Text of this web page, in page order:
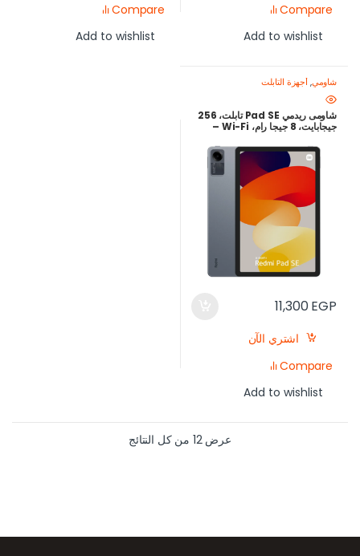
Compare
Add to wishlist
Compare
Add to wishlist
شاومي,أجهزة التابلت
شاومى ريدمي Pad SE تابلت، 256
جيجابايت، 8 جيجا رام، Wi-Fi –
11,300EGP
اشتري الآن
Compare
Add to wishlist
عرض ⁦12⁩ من كل النتائج